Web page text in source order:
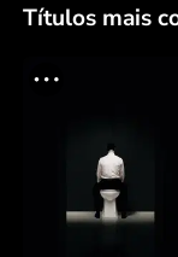
Títulos mais